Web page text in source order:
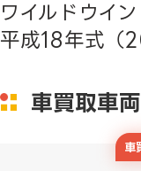
ワイルドウイン
平成18年式（
車買取車
車